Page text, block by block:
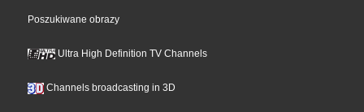
Poszukiwane obrazy
Ultra High Definition TV Channels
Channels broadcasting in 3D